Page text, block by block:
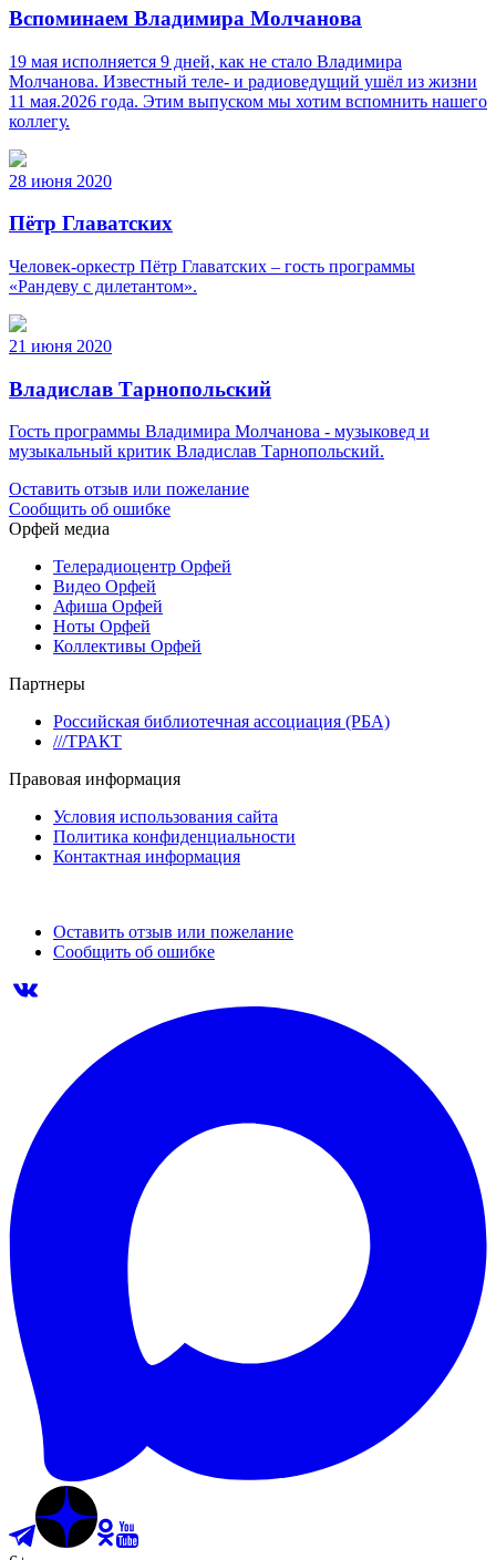
Вспоминаем Владимира Молчанова
19 мая исполняется 9 дней, как не стало Владимира
Молчанова. Известный теле‑ и радиоведущий ушёл из жизни
11 мая.2026 года. Этим выпуском мы хотим вспомнить нашего
коллегу.
28 июня 2020
Пётр Главатских
Человек-оркестр Пётр Главатских – гость программы
«Рандеву с дилетантом».
21 июня 2020
Владислав Тарнопольский
Гость программы Владимира Молчанова - музыковед и
музыкальный критик Владислав Тарнопольский.
Оставить отзыв или пожелание
Сообщить об ошибке
Орфей медиа
Телерадиоцентр Орфей
Видео Орфей
Афиша Орфей
Ноты Орфей
Коллективы Орфей
Партнеры
Российская библиотечная ассоциация (РБА)
///ТРАКТ
Правовая информация
Условия использования сайта
Политика конфиденциальности
Контактная информация
Оставить отзыв или пожелание
Сообщить об ошибке